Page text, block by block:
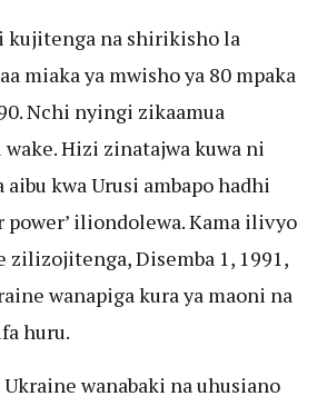
kujitenga na shirikisho la
miaka ya mwisho ya 80 mpaka
Nchi nyingi zikaamua
Hizi zinatajwa kuwa ni
aibu kwa Urusi ambapo hadhi
power’ iliondolewa. Kama ilivyo
Disemba 1, 1991,
wanapiga kura ya maoni na
huru.
wanabaki na uhusiano